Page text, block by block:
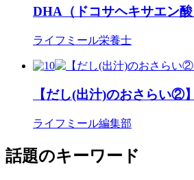
DHA（ドコサヘキサエン
ライフミール栄養士
【だし(出汁)のおさらい②
ライフミール編集部
話題のキーワード